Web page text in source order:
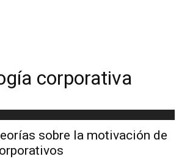
corporativa
sobre la motivación de